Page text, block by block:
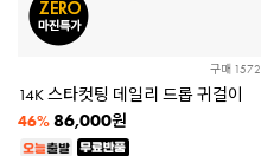
구매 1572
14K 스타컷팅 데일리 드롭 귀걸이
46% 86,000원